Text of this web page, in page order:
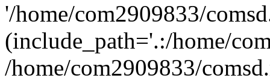
'/home/com2909833/
(include_path='.:/home/
/home/com2909833/